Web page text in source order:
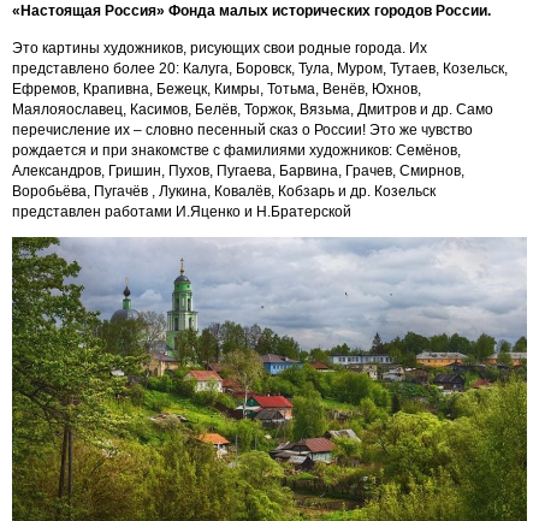
«Настоящая Россия» Фонда малых исторических городов России.
Это картины художников, рисующих свои родные города. Их
представлено более 20: Калуга, Боровск, Тула, Муром, Тутаев, Козельск,
Ефремов, Крапивна, Бежецк, Кимры, Тотьма, Венёв, Юхнов,
Маялояославец, Касимов, Белёв, Торжок, Вязьма, Дмитров и др. Само
перечисление их – словно песенный сказ о России! Это же чувство
рождается и при знакомстве с фамилиями художников: Семёнов,
Александров, Гришин, Пухов, Пугаева, Барвина, Грачев, Смирнов,
Воробьёва, Пугачёв , Лукина, Ковалёв, Кобзарь и др. Козельск
представлен работами И.Яценко и Н.Братерской